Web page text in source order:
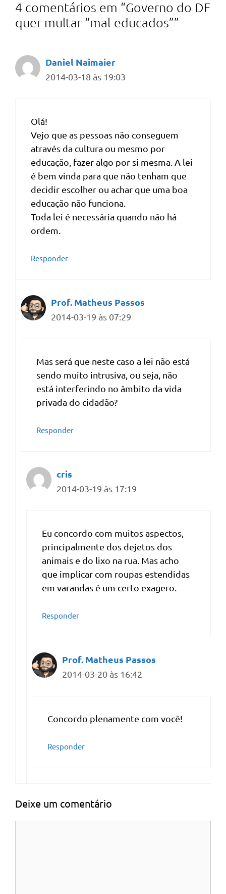
4 comentários em “Governo do DF
quer multar “mal-educados””
Daniel Naimaier
2014-03-18 às 19:03
Olá!
Vejo que as pessoas não conseguem
através da cultura ou mesmo por
educação, fazer algo por si mesma. A lei
é bem vinda para que não tenham que
decidir escolher ou achar que uma boa
educação não funciona.
Toda lei é necessária quando não há
ordem.
Responder
Prof. Matheus Passos
2014-03-19 às 07:29
Mas será que neste caso a lei não está
sendo muito intrusiva, ou seja, não
está interferindo no âmbito da vida
privada do cidadão?
Responder
cris
2014-03-19 às 17:19
Eu concordo com muitos aspectos,
principalmente dos dejetos dos
animais e do lixo na rua. Mas acho
que implicar com roupas estendidas
em varandas é um certo exagero.
Responder
Prof. Matheus Passos
2014-03-20 às 16:42
Concordo plenamente com você!
Responder
Deixe um comentário